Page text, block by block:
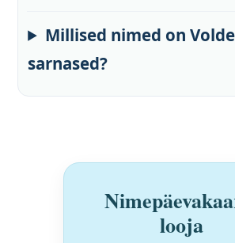
Millised nimed on
sarnased?
looja